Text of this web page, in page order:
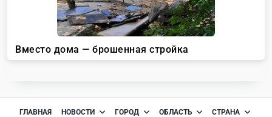
ГЛАВНАЯ НОВОСТИ ГОРОД ОБЛАСТЬ
СТРАНА